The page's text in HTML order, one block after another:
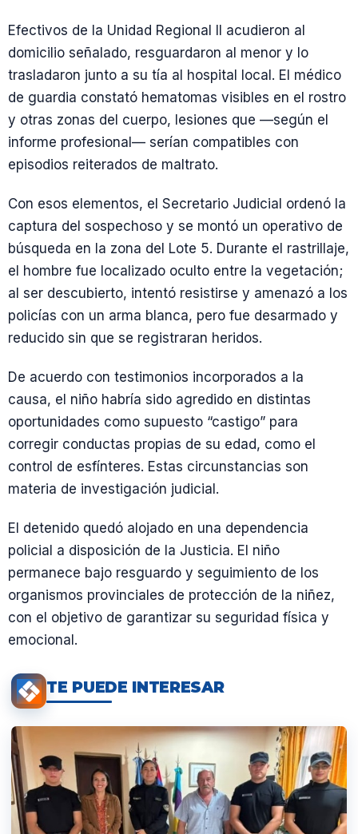
Efectivos de la Unidad Regional II acudieron al
domicilio señalado, resguardaron al menor y lo
trasladaron junto a su tía al hospital local. El médico
de guardia constató hematomas visibles en el rostro
y otras zonas del cuerpo, lesiones que —según el
informe profesional— serían compatibles con
episodios reiterados de maltrato.
Con esos elementos, el Secretario Judicial ordenó la
captura del sospechoso y se montó un operativo de
búsqueda en la zona del Lote 5. Durante el rastrillaje,
el hombre fue localizado oculto entre la vegetación;
al ser descubierto, intentó resistirse y amenazó a los
policías con un arma blanca, pero fue desarmado y
reducido sin que se registraran heridos.
De acuerdo con testimonios incorporados a la
causa, el niño habría sido agredido en distintas
oportunidades como supuesto “castigo” para
corregir conductas propias de su edad, como el
control de esfínteres. Estas circunstancias son
materia de investigación judicial.
El detenido quedó alojado en una dependencia
policial a disposición de la Justicia. El niño
permanece bajo resguardo y seguimiento de los
organismos provinciales de protección de la niñez,
con el objetivo de garantizar su seguridad física y
emocional.
TE PUEDE INTERESAR